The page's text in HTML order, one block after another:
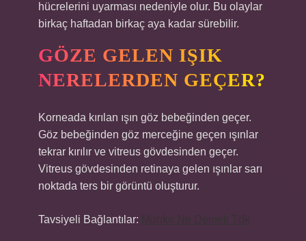
hücrelerini uyarması nedeniyle olur. Bu olaylar
birkaç haftadan birkaç aya kadar sürebilir.
GÖZE GELEN IŞIK
NERELERDEN GEÇER?
Korneada kırılan ışın göz bebeğinden geçer.
Göz bebeğinden göz merceğine geçen ışınlar
tekrar kırılır ve vitreus gövdesinden geçer.
Vitreus gövdesinden retinaya gelen ışınlar sarı
noktada ters bir görüntü oluşturur.
Tavsiyeli Bağlantılar: Münkir Ne Demek Tdk